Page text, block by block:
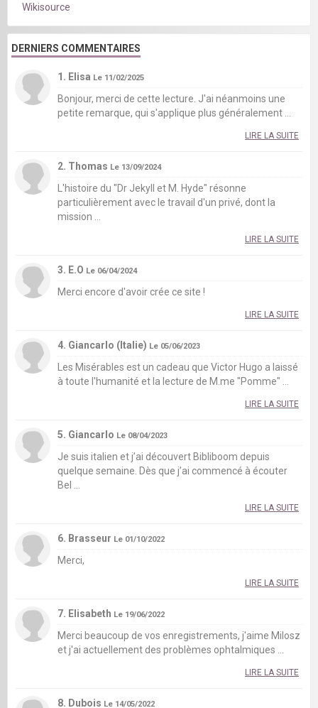
Wikisource
DERNIERS COMMENTAIRES
1. Elisa Le 11/02/2025
Bonjour, merci de cette lecture. J'ai néanmoins une
petite remarque, qui s'applique plus généralement ...
LIRE LA SUITE
2. Thomas Le 13/09/2024
L'histoire du "Dr Jekyll et M. Hyde" résonne
particulièrement avec le travail d'un privé, dont la
mission ...
LIRE LA SUITE
3. E.O Le 06/04/2024
Merci encore d'avoir crée ce site !
LIRE LA SUITE
4. Giancarlo (Italie) Le 05/06/2023
Les Misérables est un cadeau que Victor Hugo a laissé
à toute l'humanité et la lecture de M.me "Pomme" ...
LIRE LA SUITE
5. Giancarlo Le 08/04/2023
Je suis italien et j’ai découvert Bibliboom depuis
quelque semaine. Dès que j’ai commencé à écouter
Bel ...
LIRE LA SUITE
6. Brasseur Le 01/10/2022
Merci,
LIRE LA SUITE
7. Elisabeth Le 19/06/2022
Merci beaucoup de vos enregistrements, j'aime Milosz
et j'ai actuellement des problèmes ophtalmiques ...
LIRE LA SUITE
8. Dubois Le 14/05/2022